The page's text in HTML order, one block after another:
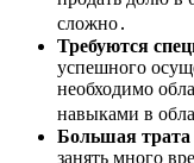
сложно․
Требуются
успешного
необходимо
навыками в
Большая трата
занять много